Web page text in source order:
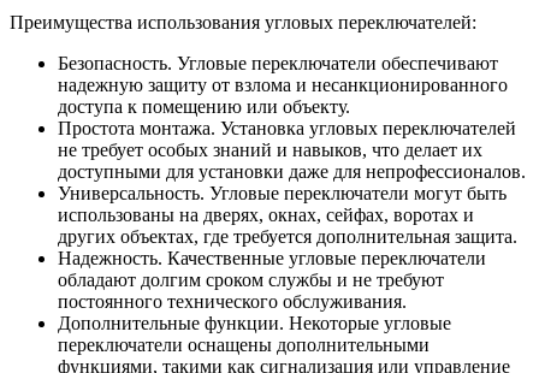
Преимущества использования угловых переключателей:
Безопасность. Угловые переключатели обеспечивают
надежную защиту от взлома и несанкционированного
доступа к помещению или объекту.
Простота монтажа. Установка угловых переключателей
не требует особых знаний и навыков, что делает их
доступными для установки даже для непрофессионалов.
Универсальность. Угловые переключатели могут быть
использованы на дверях, окнах, сейфах, воротах и
других объектах, где требуется дополнительная защита.
Надежность. Качественные угловые переключатели
обладают долгим сроком службы и не требуют
постоянного технического обслуживания.
Дополнительные функции. Некоторые угловые
переключатели оснащены дополнительными
функциями, такими как сигнализация или управление